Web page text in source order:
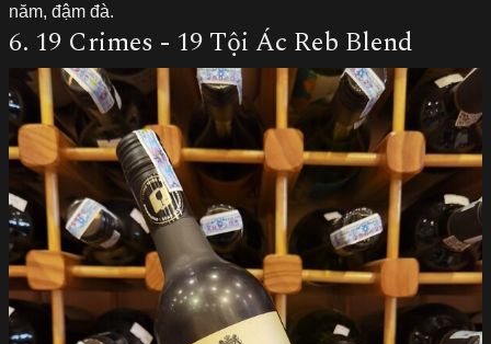
năm, đậm đà.
6. 19 Crimes - 19 Tội Ác Reb Blend